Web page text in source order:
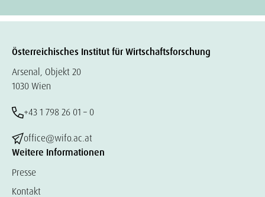
Österreichisches Institut für Wirtschaftsforschung
Arsenal, Objekt 20
1030 Wien
+43 1 798 26 01 – 0
office@wifo.ac.at
Weitere Informationen
Presse
Kontakt